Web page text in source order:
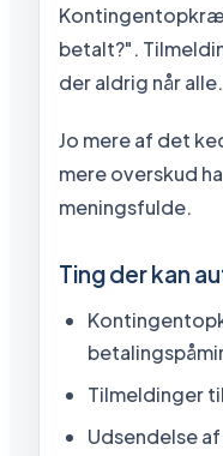
betalt?".
der aldrig når alle.
Jo mere af det
mere overskud
meningsfulde.
Ting der kan
Tilmeldinger
Udsendelse